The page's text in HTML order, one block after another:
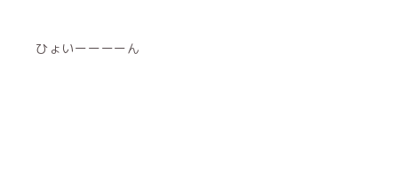
ひょいーーーーん